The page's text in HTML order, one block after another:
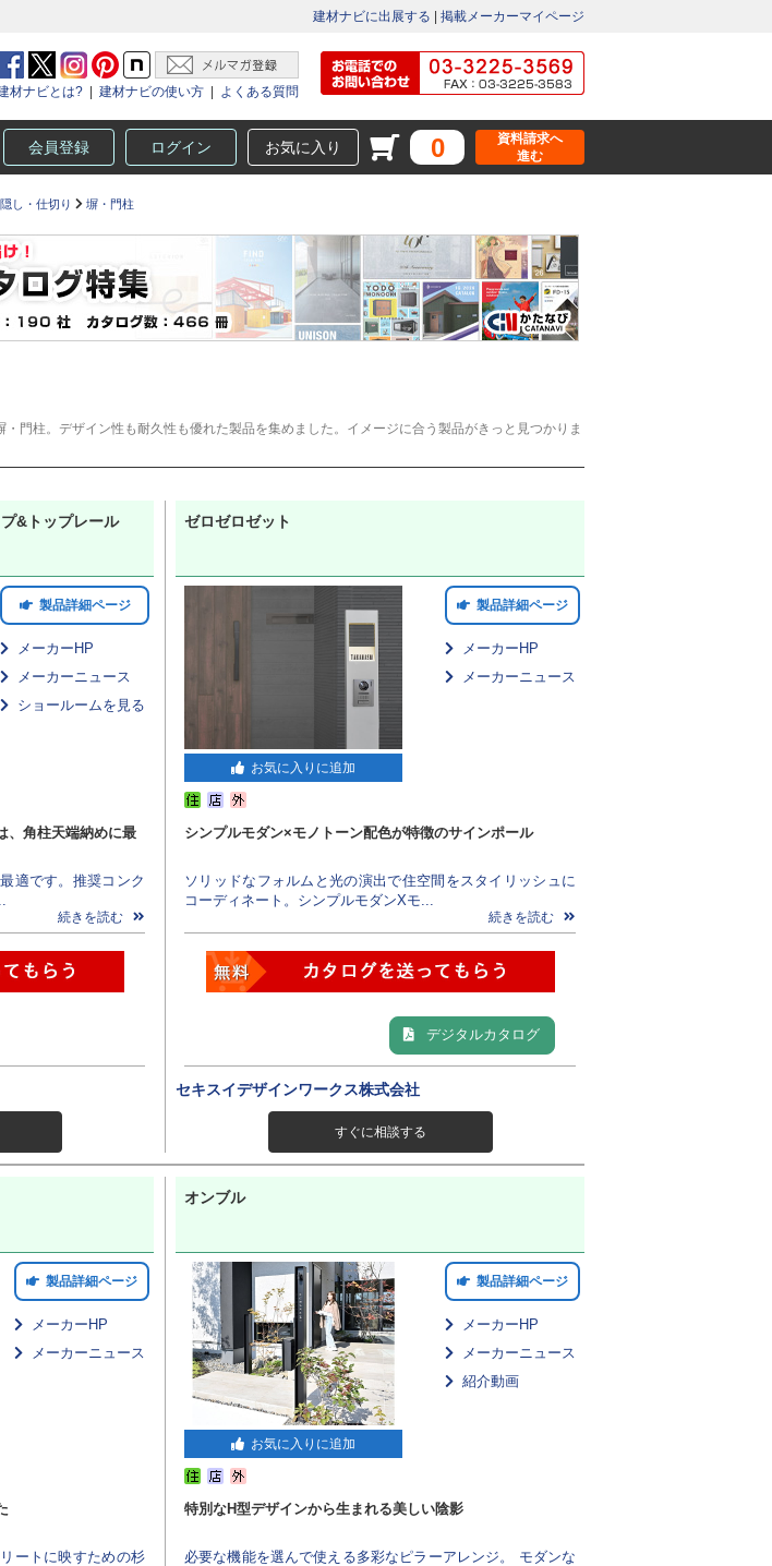
建材ナビに出展する 掲載メーカーマイページ
材ナビとは?
建材ナビの使い方 よくある質問
会員登録 ログイン お気に入り 0
資料請求へ
進む
し・仕切り 塀・門柱
門柱。デザイン性も耐久性も優れた製品を集めました。イメージに合う製品がきっと見つかりま
&トップレール
製品詳細ページ
メーカーHP
メーカーニュース
ショールームを見る
、角柱天端納めに最
適です。推奨コンク
続きを読む
ゼロゼロゼット
お気に入りに追加
製品詳細ページ
メーカーHP
メーカーニュース
シンプルモダン×モノトーン配色が特徴のサインポール
ソリッドなフォルムと光の演出で住空間をスタイリッシュに
コーディネート。シンプルモダンXモ...
続きを読む
デジタルカタログ
セキスイデザインワークス株式会社
すぐに相談する
製品詳細ページ
メーカーHP
メーカーニュース
ートに映すための杉
オンブル
お気に入りに追加
製品詳細ページ
メーカーHP
メーカーニュース
紹介動画
特別なH型デザインから生まれる美しい陰影
必要な機能を選んで使える多彩なピラーアレンジ。 モダンな